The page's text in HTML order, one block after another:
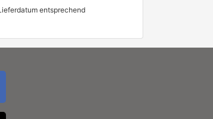
entsprechend